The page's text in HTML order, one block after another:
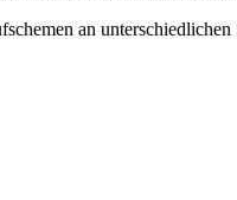
an unterschiedlichen